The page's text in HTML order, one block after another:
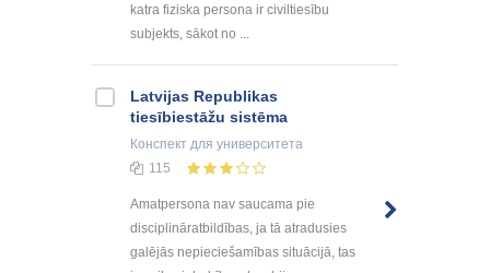
katra fiziska persona ir civiltiesību
subjekts, sākot no ...
Latvijas Republikas
tiesībiestāžu sistēma
Конспект для университета
115
Amatpersona nav saucama pie
disciplināratbildības, ja tā atradusies
galējās nepieciešamības situācijā, tas